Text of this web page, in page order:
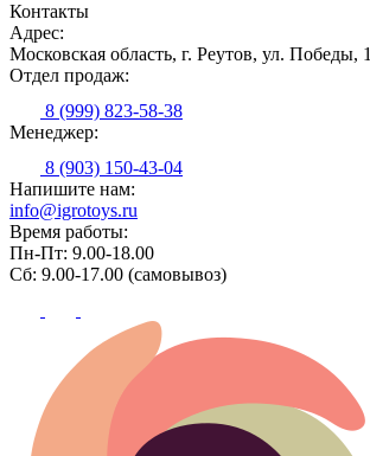
Контакты
Адрес:
Московская область, г. Реутов, ул. Победы, 1
Отдел продаж:
8 (999) 823-58-38
Менеджер:
8 (903) 150-43-04
Напишите нам:
info@igrotoys.ru
Время работы:
Пн-Пт: 9.00-18.00
Сб: 9.00-17.00 (самовывоз)